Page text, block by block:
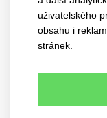
uživatelského
obsahu i
stránek.
5 barev